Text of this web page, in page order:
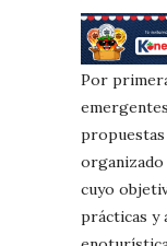
Por
cuyo
prácticas y